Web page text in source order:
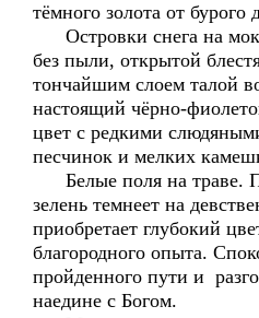
тёмного золота от бурого
Островки снега на
без пыли, открытой
тончайшим слоем талой
настоящий чёрно-
цвет с редкими
песчинок и мелких
Белые поля на траве.
зелень темнеет на
приобретает глубокий
благородного опыта.
пройденного пути и
наедине с Богом.